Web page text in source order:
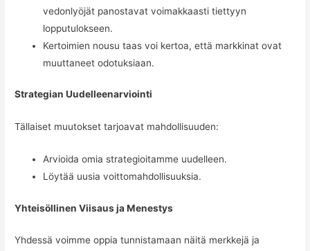
vedonlyöjät panostavat voimakkaasti tiettyyn
lopputulokseen.
Kertoimien nousu taas voi kertoa, että markkinat ovat
muuttaneet odotuksiaan.
Strategian Uudelleenarviointi
Tällaiset muutokset tarjoavat mahdollisuuden:
Arvioida omia strategioitamme uudelleen.
Löytää uusia voittomahdollisuuksia.
Yhteisöllinen Viisaus ja Menestys
Yhdessä voimme oppia tunnistamaan näitä merkkejä ja